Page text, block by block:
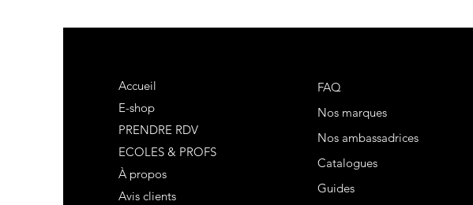
Accueil
E-shop
PRENDRE RDV
ECOLES & PROFS
À propos
Avis clients
FAQ
Nos marques
Nos ambassadrices
Catalogues
Guides